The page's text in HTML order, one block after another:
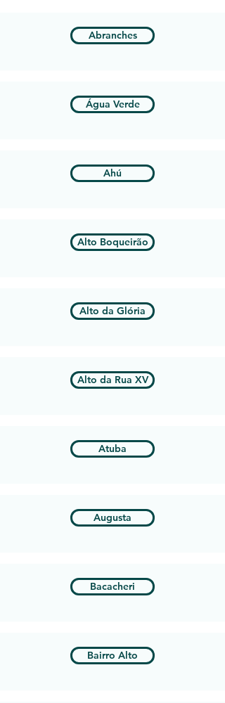
Abranches
Água Verde
Ahú
Alto Boqueirão
Alto da Glória
Alto da Rua XV
Atuba
Augusta
Bacacheri
Bairro Alto